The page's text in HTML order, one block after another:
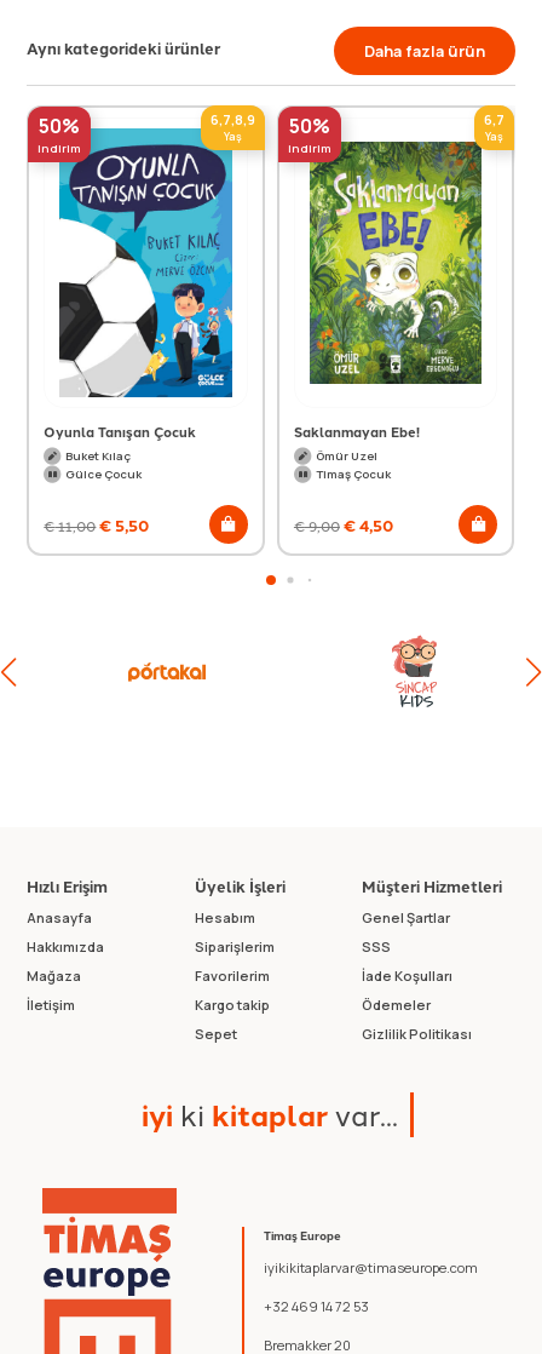
Aynı kategorideki ürünler Daha fazla ürün
50%
indirim
6,7,8,9
Yaş
Oyunla Tanışan Çocuk
Buket Kılaç
Gülce Çocuk
€11,00€ 5,50
50%
indirim
6,7
Yaş
Saklanmayan Ebe!
Ömür Uzel
Timaş Çocuk
€9,00€4,50
Timaş Europe
iyikikitaplarvar@timaseurope.com
+32 469 14 72 53
Bremakker 20
Hızlı Erişim
Anasayfa
Hakkımızda
Mağaza
İletişim
Üyelik İşleri
Hesabım
Siparişlerim
Favorilerim
Kargo takip
Sepet
Müşteri Hizmetleri
Genel Şartlar
SSS
İade Koşulları
Ödemeler
Gizlilik Politikası
iyi ki kitaplarvar...